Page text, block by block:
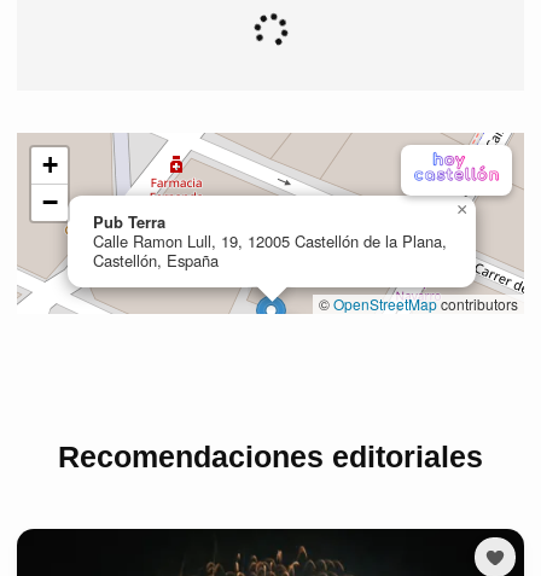
Recomendaciones editoriales